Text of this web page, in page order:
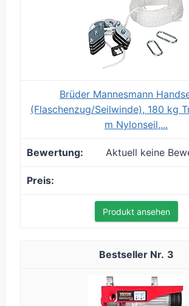
Brüder Mannesmann
(Flaschenzug/Seilwinde), 180 kg
m Nylonseil,...
Aktuell keine
Produkt ansehen
3